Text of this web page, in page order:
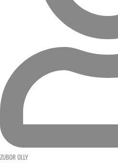
ZUBOR OLLY